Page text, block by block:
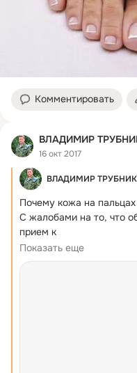
Комментировать
ВЛАДИМИР
16 окт 2017
ВЛАДИМИР
Почему кожа на
С жалобами на то, что
прием к
дерматологу приходит
возраста – как
Показать еще